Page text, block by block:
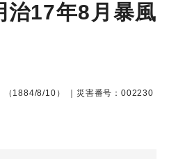
治17年8月暴風
（1884/8/10）
｜災害番号：002230